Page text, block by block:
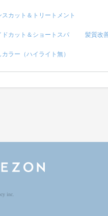
スカット＆トリートメント
ドカット＆ショートスパ 髪質改
ラー（ハイライト無）
inc.